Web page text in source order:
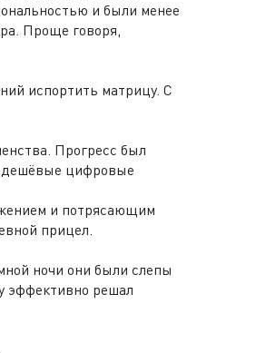
и были менее
Проще говоря,
испортить матрицу. С
Прогресс был
дешёвые цифровые
и потрясающим
прицел.
ночи они были слепы
эффективно решал